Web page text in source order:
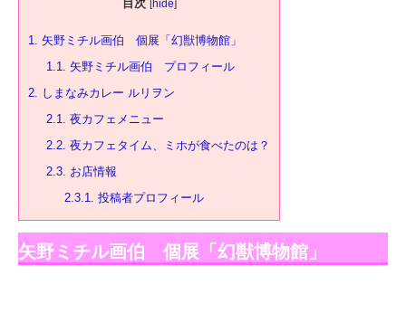
目次 [hide]
1. 矢野ミチル画伯 個展「幻獣博物館」
1.1. 矢野ミチル画伯 プロフィール
2. しまなみカレー ルリヲン
2.1. 夜カフェメニュー
2.2. 夜カフェタイム、ミホが食べたのは？
2.3. お店情報
2.3.1. 投稿者プロフィール
矢野ミチル画伯 個展「幻獣博物館」